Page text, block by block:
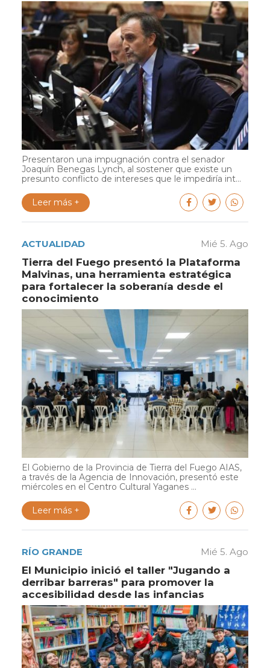
Presentaron una impugnación contra el senador
Joaquín Benegas Lynch, al sostener que existe un
presunto conflicto de intereses que le impediría int...
Leer más +
ACTUALIDAD Mié 5. Ago
Tierra del Fuego presentó la Plataforma
Malvinas, una herramienta estratégica
para fortalecer la soberanía desde el
conocimiento
El Gobierno de la Provincia de Tierra del Fuego AIAS,
a través de la Agencia de Innovación, presentó este
miércoles en el Centro Cultural Yaganes ...
Leer más +
RÍO GRANDE Mié 5. Ago
El Municipio inició el taller "Jugando a
derribar barreras" para promover la
accesibilidad desde las infancias